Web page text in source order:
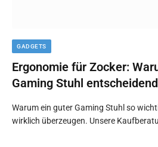
GADGETS
Ergonomie für Zocker:
Gaming Stuhl
Warum ein guter Gaming Stuhl so
wirklich überzeugen. Unsere